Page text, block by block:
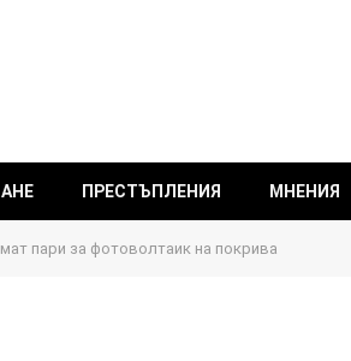
ПРЕСТЪПЛЕНИЯ МНЕНИЯ
пари за фотоволтаик на покрива